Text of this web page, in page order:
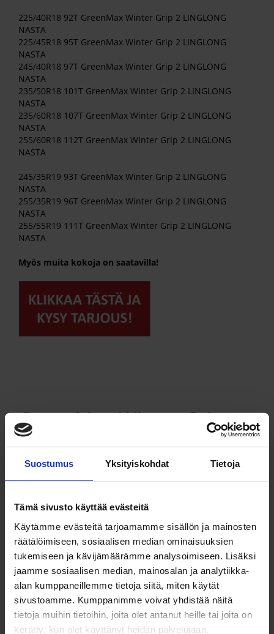
Suostumus Yksityiskohdat Tietoja
Tämä sivusto käyttää evästeitä
Käytämme evästeitä tarjoamamme sisällön ja mainosten
räätälöimiseen, sosiaalisen median ominaisuuksien
tukemiseen ja kävijämäärämme analysoimiseen. Lisäksi
jaamme sosiaalisen median, mainosalan ja analytiikka-
alan kumppaneillemme tietoja siitä, miten käytät
sivustoamme. Kumppanimme voivat yhdistää näitä
tietoja muihin tietoihin, joita olet antanut heille tai joita on
kerätty, kun olet käyttänyt heidän palvelujaan.
225/40R18 92T GreenMax Winter Grip 2 LINGLONG
NASTA
225/45R18 95T GreenMax Winter Grip 2 LINGLONG
NASTA
245/40R18 97T GreenMax Winter Grip 2 LINGLONG
NASTA
235/50R18 101T GreenMax Winter Grip 2 LINGLONG
NASTA
235/60R18 107T GreenMax Winter Grip 2 LINGLONG
NASTA
255/60R18 112T GreenMax Winter Grip 2 LINGLONG
NASTA
245/35R19 93T GreenMax Winter Grip 2 LINGLONG
NASTA
255/35R19 96T GreenMax Winter Grip 2 LINGLONG
NASTA
255/55R19 111T GreenMax Winter Grip 2 LINGLONG
NASTA
Myös muita kokoja on saatavilla!
GreenMax Winter Grip
Van 2 LINGLONG NASTA
Edullinen